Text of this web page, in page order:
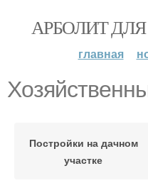
АРБОЛИТ
главная
Постройки на дачном
участке